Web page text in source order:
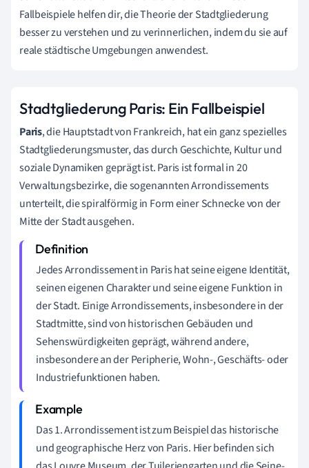
Fallbeispiele helfen dir, die Theorie der Stadtgliederung
besser zu verstehen und zu verinnerlichen, indem du sie auf
reale städtische Umgebungen anwendest.
Stadtgliederung Paris: Ein Fallbeispiel
Paris, die Hauptstadt von Frankreich, hat ein ganz spezielles
Stadtgliederungsmuster, das durch Geschichte, Kultur und
soziale Dynamiken geprägt ist. Paris ist formal in 20
Verwaltungsbezirke, die sogenannten Arrondissements
unterteilt, die spiralförmig in Form einer Schnecke von der
Mitte der Stadt ausgehen.
Jedes Arrondissement in Paris hat seine eigene Identität,
seinen eigenen Charakter und seine eigene Funktion in
der Stadt. Einige Arrondissements, insbesondere in der
Stadtmitte, sind von historischen Gebäuden und
Sehenswürdigkeiten geprägt, während andere,
insbesondere an der Peripherie, Wohn-, Geschäfts- oder
Industriefunktionen haben.
Das 1. Arrondissement ist zum Beispiel das historische
und geographische Herz von Paris. Hier befinden sich